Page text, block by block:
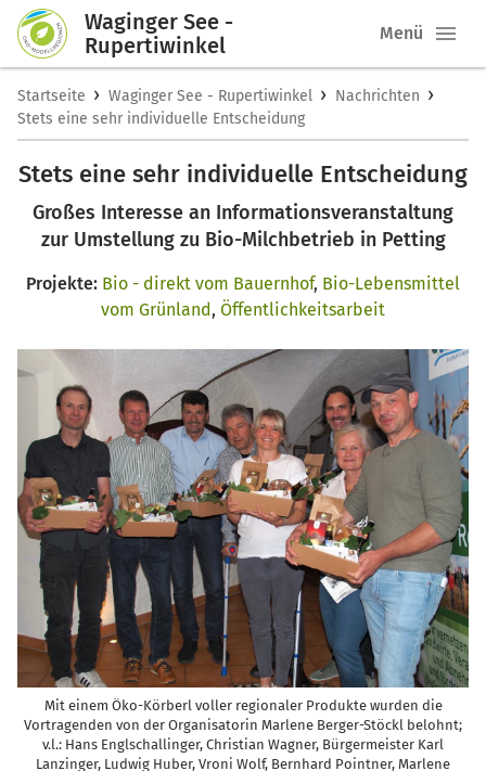
Waginger See -
Rupertiwinkel
Menü
Startseite › Waginger See - Rupertiwinkel › Nachrichten ›
Stets eine sehr individuelle Entscheidung
Stets eine sehr individuelle Entscheidung
Großes Interesse an Informationsveranstaltung
zur Umstellung zu Bio-Milchbetrieb in Petting
Projekte: Bio - direkt vom Bauernhof, Bio-Lebensmittel
vom Grünland, Öffentlichkeitsarbeit
Mit einem Öko-Körberl voller regionaler Produkte wurden die
Vortragenden von der Organisatorin Marlene Berger-Stöckl belohnt;
v.l.: Hans Englschallinger, Christian Wagner, Bürgermeister Karl
Lanzinger, Ludwig Huber, Vroni Wolf, Bernhard Pointner, Marlene